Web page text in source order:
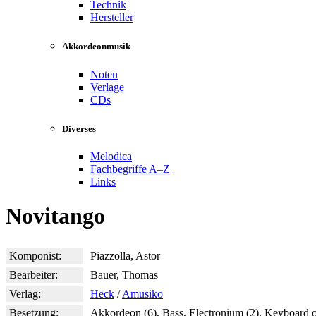
Technik
Hersteller
Akkordeonmusik
Noten
Verlage
CDs
Diverses
Melodica
Fachbegriffe A–Z
Links
Novitango
Komponist:
Piazzolla, Astor
Bearbeiter:
Bauer, Thomas
Verlag:
Heck /Amusiko
Besetzung:
Akkordeon (6), Bass, Electronium (2), Keyboard